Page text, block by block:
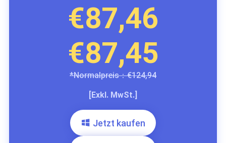
€87,46
€87,45
*Normalpreis：€124,94
[Exkl. MwSt.]
Jetzt kaufen